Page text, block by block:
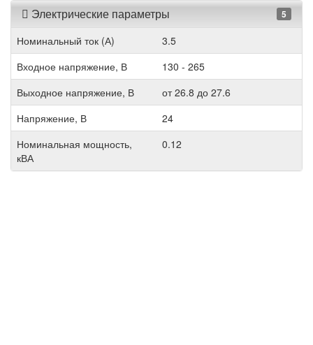
Электрические параметры 5
Номинальный ток (А)
3.5
Входное напряжение, В
130 - 265
Выходное напряжение, В
от 26.8 до 27.6
Напряжение, В
24
Номинальная мощность,
кВА
0.12